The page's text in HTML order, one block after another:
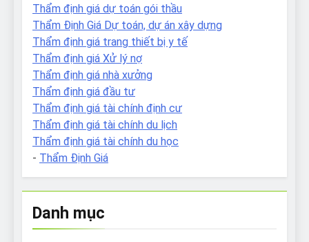
Thẩm định giá dự toán gói thầu
Thẩm Định Giá Dự toán, dự án xây dựng
Thẩm định giá trang thiết bị y tế
Thẩm định giá Xử lý nợ
Thẩm định giá nhà xưởng
Thẩm định giá đầu tư
Thẩm định giá tài chính định cư
Thẩm định giá tài chính du lịch
Thẩm định giá tài chính du học
- Thẩm Định Giá
Danh mục